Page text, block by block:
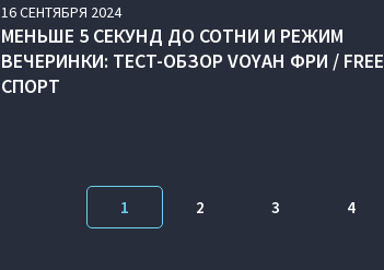
16СЕНТЯБРЯ 2024
МЕНЬШЕ 5 СЕКУНД ДО СОТНИ И РЕЖИМ
ВЕЧЕРИНКИ: ТЕСТ-ОБЗОР VOYAH ФРИ / FREE
СПОРТ
1 2 3 4